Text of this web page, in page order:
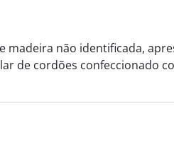
não identificada,
de cordões confeccionado